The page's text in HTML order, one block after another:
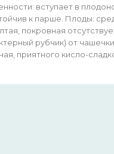
вступает в
к парше. Плоды:
покровная
рубчик) от
приятного кисло-